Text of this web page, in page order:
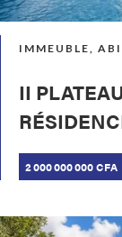
IMMEUBLE,
II
2 000 000 000 CFA